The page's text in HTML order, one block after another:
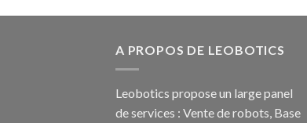
A PROPOS DE LEOBOTICS
Leobotics propose un large panel
de services : Vente de robots, Base